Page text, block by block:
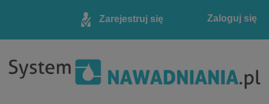
Zarejestruj się Zaloguj się